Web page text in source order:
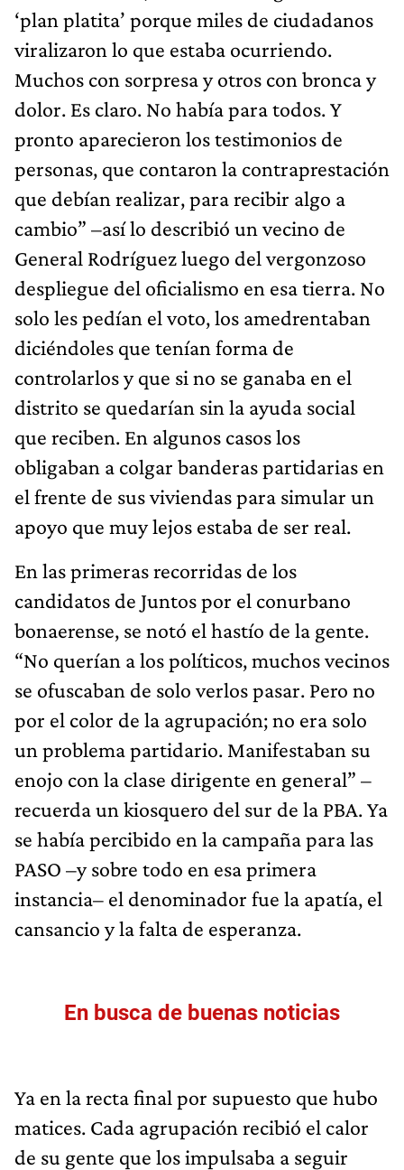
‘plan platita’ porque miles de ciudadanos
viralizaron lo que estaba ocurriendo.
Muchos con sorpresa y otros con bronca y
dolor. Es claro. No había para todos. Y
pronto aparecieron los testimonios de
personas, que contaron la contraprestación
que debían realizar, para recibir algo a
cambio” –así lo describió un vecino de
General Rodríguez luego del vergonzoso
despliegue del oficialismo en esa tierra. No
solo les pedían el voto, los amedrentaban
diciéndoles que tenían forma de
controlarlos y que si no se ganaba en el
distrito se quedarían sin la ayuda social
que reciben. En algunos casos los
obligaban a colgar banderas partidarias en
el frente de sus viviendas para simular un
apoyo que muy lejos estaba de ser real.
En las primeras recorridas de los
candidatos de Juntos por el conurbano
bonaerense, se notó el hastío de la gente.
“No querían a los políticos, muchos vecinos
se ofuscaban de solo verlos pasar. Pero no
por el color de la agrupación; no era solo
un problema partidario. Manifestaban su
enojo con la clase dirigente en general” –
recuerda un kiosquero del sur de la PBA. Ya
se había percibido en la campaña para las
PASO –y sobre todo en esa primera
instancia– el denominador fue la apatía, el
cansancio y la falta de esperanza.
En busca de buenas noticias
Ya en la recta final por supuesto que hubo
matices. Cada agrupación recibió el calor
de su gente que los impulsaba a seguir